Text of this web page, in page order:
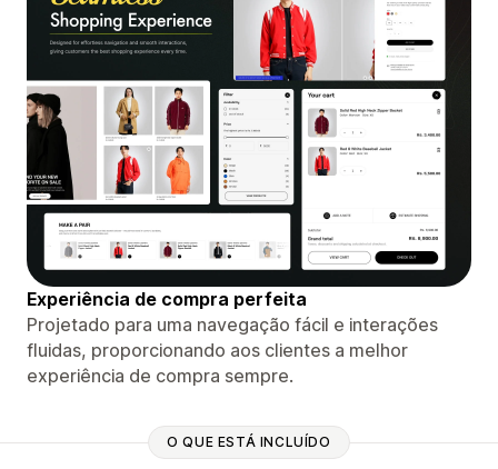
Experiência de compra perfeita
Projetado para uma navegação fácil e interações
fluidas, proporcionando aos clientes a melhor
experiência de compra sempre.
O QUE ESTÁ INCLUÍDO